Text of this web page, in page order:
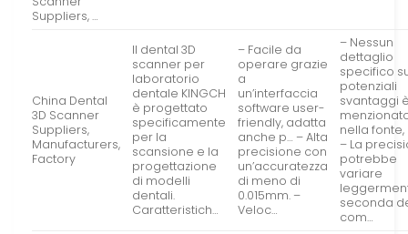
Suppliers, …
China Dental
3D Scanner
Suppliers,
Manufacturers,
Factory
Il dental 3D
scanner per
laboratorio
dentale KINGCH
è progettato
specificamente
per la
scansione e la
progettazione
di modelli
dentali.
Caratteristich…
– Facile da
operare grazie
a
un’interfaccia
software user-
friendly, adatta
anche p… – Alta
precisione con
un’accuratezza
di meno di
0.015mm. –
Veloc…
– Nessun
dettaglio
specifico
potenziali
svantaggi
nella fonte,
– La
potrebbe
variare
seconda
com…